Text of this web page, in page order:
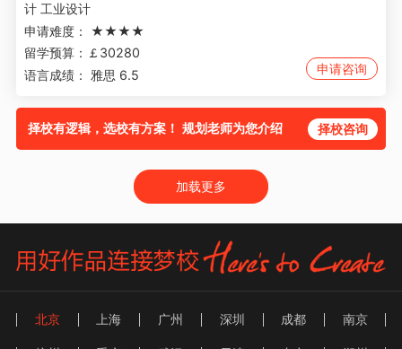
计 工业设计
申请难度：
★★★★
留学预算： ￡30280
语言成绩：
雅思 6.5 申请咨询
择校有逻辑，选校有方案！ 规划老师为您介绍 择校咨询
加载更多
北京 上海 广州 深圳 成都 南京